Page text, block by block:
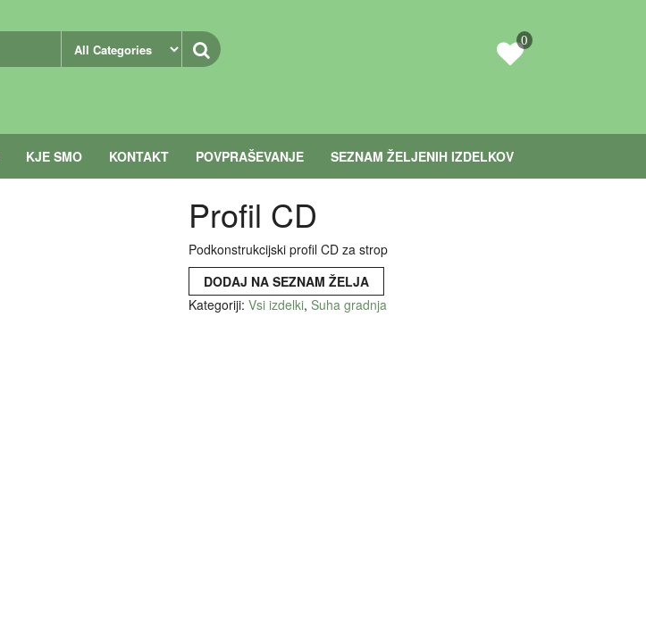
0
KJE SMO KONTAKT POVPRAŠEVANJE SEZNAM ŽELJENIH IZDELKOV
Profil CD
Podkonstrukcijski profil CD za strop
DODAJ NA SEZNAM ŽELJA
Kategoriji: Vsi izdelki, Suha gradnja